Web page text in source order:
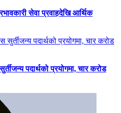
सेवा प्रवाहदेखि आर्थिक
पदार्थको प्रयोगमा, चार करोड